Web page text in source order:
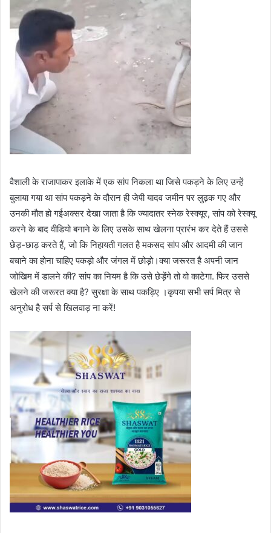
वैशाली के राजापाकर इलाके में एक सांप निकला था जिसे पकड़ने के लिए उन्हें
बुलाया गया था सांप पकड़ने के दौरान ही जेपी यादव जमीन पर लुढ़क गए और
उनकी मौत हो गईअक्सर देखा जाता है कि ज्यादातर स्नेक रेस्क्यूर, सांप को रेस्क्यू
करने के बाद वीडियो बनाने के लिए उसके साथ खेलना प्रारंभ कर देते हैं उससे
छेड़-छाड़ करते हैं, जो कि निहायती गलत है मकसद सांप और आदमी की जान
बचाने का होना चाहिए पकड़ो और जंगल में छोड़ो।क्या जरूरत है अपनी जान
जोखिम में डालने की? सांप का नियम है कि उसे छेड़ेंगे तो वो काटेगा. फिर उससे
खेलने की जरूरत क्या है? सुरक्षा के साथ पकड़िए ।कृपया सभी सर्प मित्र से
अनुरोध है सर्प से खिलवाड़ ना करें!